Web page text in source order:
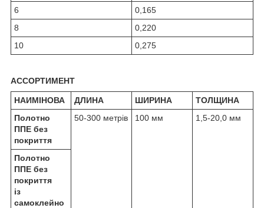
6
0,165
8
0,220
10
0,275
АССОРТИМЕНТ
НАИМІНОВА ДЛИНА ШИРИНА
ТОЛЩИНА
Полотно
ППЕ без
покриття
50-300 метрів 100 мм 1,5-20,0 мм
Полотно
ППЕ без
покриття
із
самоклейно